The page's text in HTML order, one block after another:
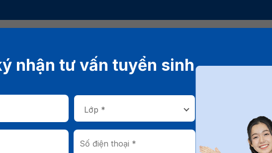
hiểu học phí Đại học Hoa
nhận tư vấn tuyển sinh